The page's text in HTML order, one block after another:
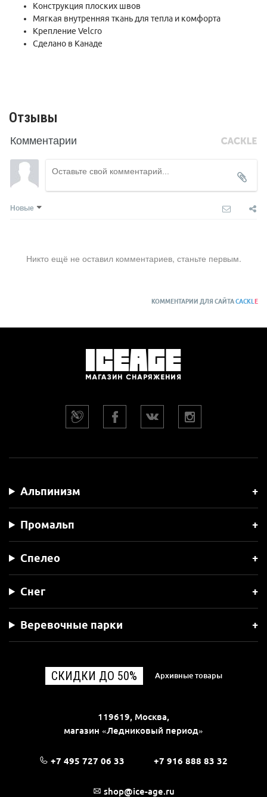
Конструкция плоских швов
Мягкая внутренняя ткань для тепла и комфорта
Крепление Velcro
Сделано в Канаде
Отзывы
Комментарии
Новые
Никто ещё не оставил комментариев, станьте первым.
КОММЕНТАРИИ ДЛЯ САЙТАCACKLE
Альпинизм
Промальп
Спелео
Снег
Веревочные парки
СКИДКИ ДО 50% Архивные товары
119619, Москва,
магазин «Ледниковый период»
+7 495 727 06 33 +7 916 888 83 32
shop@ice-age.ru